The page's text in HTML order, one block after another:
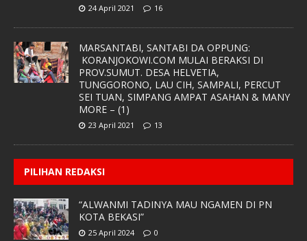
24 April 2021 16
MARSANTABI, SANTABI DA OPPUNG:
KORANJOKOWI.COM MULAI BERAKSI DI
PROV.SUMUT. DESA HELVETIA,
TUNGGORONO, LAU CIH, SAMPALI, PERCUT
SEI TUAN, SIMPANG AMPAT ASAHAN & MANY
MORE – (1)
23 April 2021 13
PILIHAN REDAKSI
“ALWANMI TADINYA MAU NGAMEN DI PN
KOTA BEKASI”
25 April 2024 0